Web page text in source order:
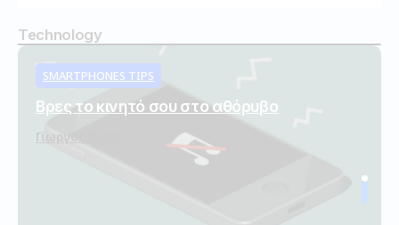
Technology
SMARTPHONES TIPS
Βρες το κινητό σου στο αθόρυβο
Γίωργος Εννάς